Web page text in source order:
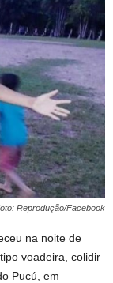
Reprodução/Facebook
na noite de
voadeira, colidir
Pucú, em